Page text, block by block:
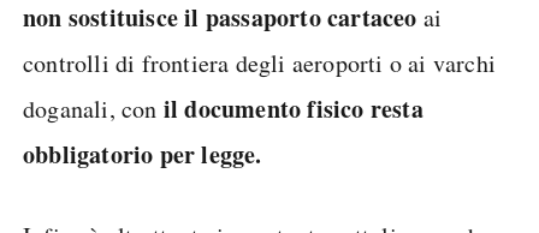
non sostituisce il passaporto cartaceo ai
controlli di frontiera degli aeroporti o ai varchi
doganali, con il documento fisico resta
obbligatorio per legge.